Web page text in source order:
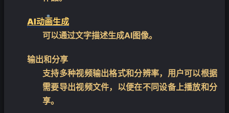
AI动画生成
可以通过文字描述生成AI图像。
输出和分享
支持多种视频输出格式和分辨率，用户可以根据
需要导出视频文件，以便在不同设备上播放和分
享。